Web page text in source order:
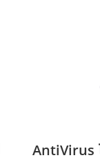
AntiVirus